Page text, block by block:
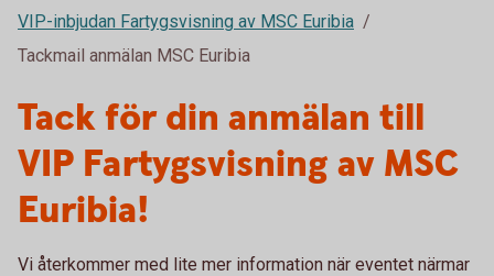
VIP-inbjudan Fartygsvisning av MSC Euribia
Tackmail anmälan MSC Euribia
Tack för din anmälan till
VIP Fartygsvisning av MSC
Euribia!
Vi återkommer med lite mer information när eventet närmar